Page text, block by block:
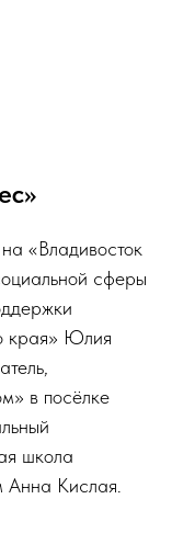
«Владивосток
сферы
края» Юлия
в посёлке
школа
Анна Кислая.